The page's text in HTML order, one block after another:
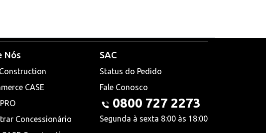
Nós
CASE
Concessionário
SAC
Status do Pedido
Fale Conosco
0800 727 2273
Segunda à sexta 8:00 às 18:00